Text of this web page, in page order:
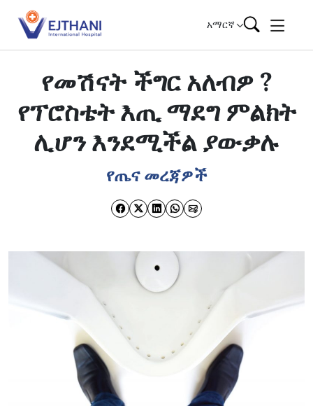
Skip to content
አማርኛ
የመሽናት ችግር አለብዎ ?
የፕሮስቴት እጢ ማደግ ምልክት
ሊሆን እንደሚችል ያውቃሉ
የጤና መረጃዎች